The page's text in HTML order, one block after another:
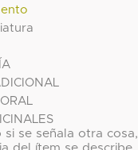
si se señala otra cosa,